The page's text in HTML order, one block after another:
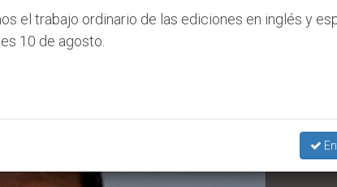
el trabajo ordinario de las ediciones en inglés y
10 de agosto.